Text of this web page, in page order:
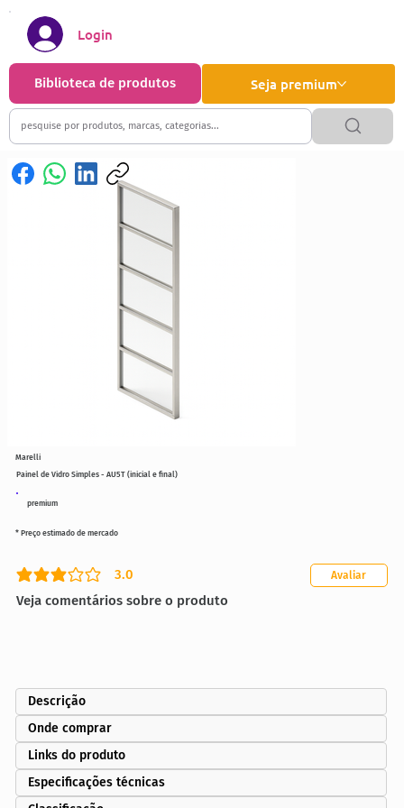
Seja premium
Biblioteca de produtos
Login
premium
Painel de Vidro Simples - AU5T (inicial e final)
3.0
classificação média é 3 de 5
Veja comentários sobre o produto
Avaliar
* Preço estimado de mercado
Marelli
Descrição
Onde comprar
Links do produto
Especificações técnicas